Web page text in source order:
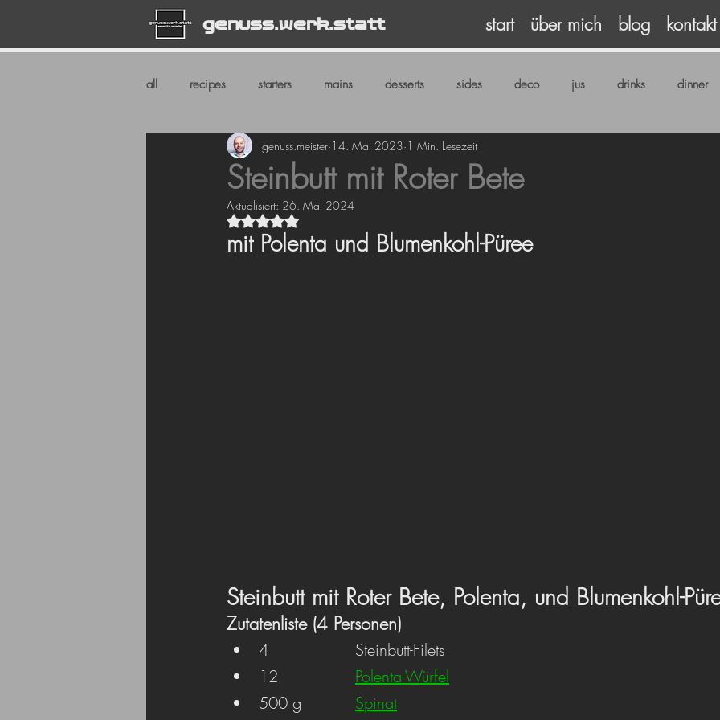
genuss.werk.statt start über mich blog kontakt
all recipes starters mains desserts sides deco jus drinks dinner
Steinbutt mit Roter Bete
genuss.meister 14. Mai 2023 1 Min. Lesezeit
Aktualisiert: 26. Mai 2024
Mit NaN von 5 Sternen bewertet.
mit Polenta und Blumenkohl-Püree
Steinbutt mit Roter Bete, Polenta, und Blumenkohl-
Zutatenliste (4 Personen)
4			Steinbutt-Filets
Polenta-Würfel
Spinat